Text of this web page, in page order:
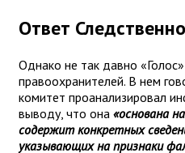
Ответ
Однако не так давно
правоохранителей. В нем
комитет проанализировал
выводу, что она «основана
содержит конкретных
указывающих на признаки